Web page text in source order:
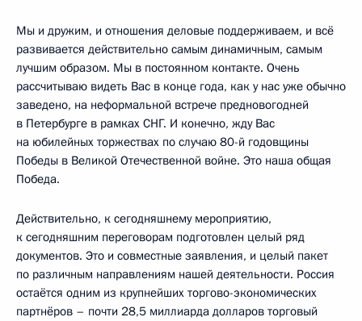
Мы и дружим, и отношения деловые поддерживаем, и всё
развивается действительно самым динамичным, самым
лучшим образом. Мы в постоянном контакте. Очень
рассчитываю видеть Вас в конце года, как у нас уже обычно
заведено, на неформальной встрече предновогодней
в Петербурге в рамках СНГ. И конечно, жду Вас
на юбилейных торжествах по случаю 80-й годовщины
Победы в Великой Отечественной войне. Это наша общая
Победа.
Действительно, к сегодняшнему мероприятию,
к сегодняшним переговорам подготовлен целый ряд
документов. Это и совместные заявления, и целый пакет
по различным направлениям нашей деятельности. Россия
остаётся одним из крупнейших торгово-экономических
партнёров – почти 28,5 миллиарда долларов торговый